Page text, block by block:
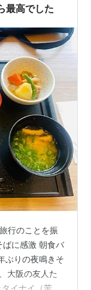
最高でした
行のことを振
ばに感激 朝食バ
ぶりの夜鳴きそ
大阪の友人た